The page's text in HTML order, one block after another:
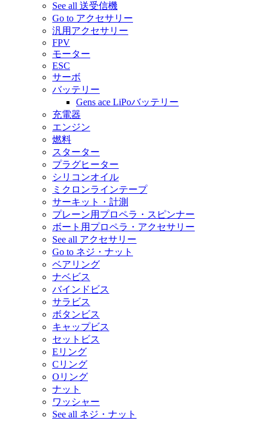
See all 送受信機
Go to アクセサリー
汎用アクセサリー
FPV
モーター
ESC
サーボ
バッテリー
Gens ace LiPoバッテリー
充電器
エンジン
燃料
スターター
プラグヒーター
シリコンオイル
ミクロンラインテープ
サーキット・計測
プレーン用プロペラ・スピンナー
ボート用プロペラ・アクセサリー
See all アクセサリー
Go to ネジ・ナット
ベアリング
ナベビス
バインドビス
サラビス
ボタンビス
キャップビス
セットビス
Eリング
Cリング
Oリング
ナット
ワッシャー
See all ネジ・ナット